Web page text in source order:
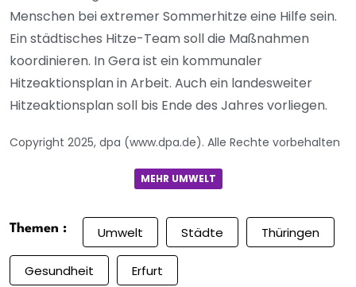
Menschen bei extremer Sommerhitze eine Hilfe sein.
Ein städtisches Hitze-Team soll die Maßnahmen
koordinieren. In Gera ist ein kommunaler
Hitzeaktionsplan in Arbeit. Auch ein landesweiter
Hitzeaktionsplan soll bis Ende des Jahres vorliegen.
Copyright 2025, dpa (www.dpa.de). Alle Rechte vorbehalten
MEHR UMWELT
Themen : Umwelt Städte Thüringen
Gesundheit Erfurt